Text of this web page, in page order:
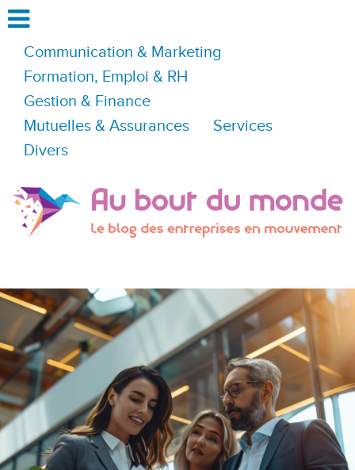
Communication & Marketing
Formation, Emploi & RH
Gestion & Finance
Mutuelles & Assurances
Services
Divers